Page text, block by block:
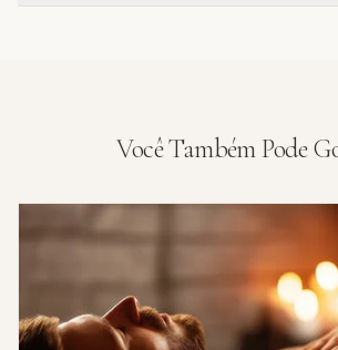
Você Também Pode